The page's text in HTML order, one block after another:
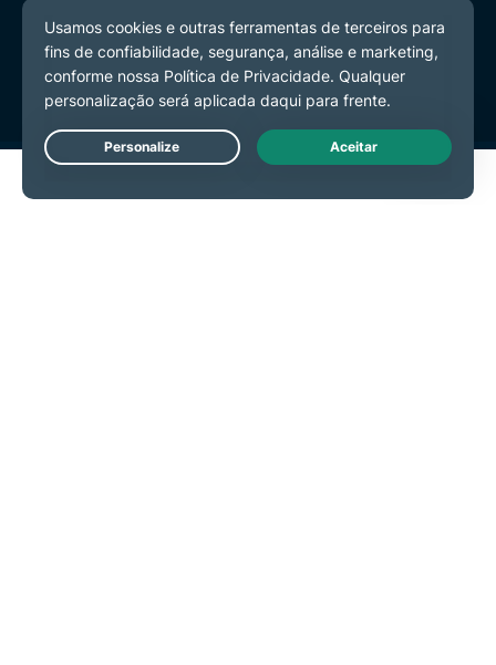
Política de Privacidade
Termos de Serviço
Preferências de Cookies
Live Chat